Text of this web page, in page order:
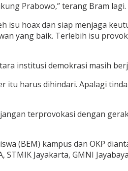
Prabowo,” terang Bram lagi.
hoax dan siap menjaga
yang baik. Terlebih isu
institusi demokrasi masih
harus dihindari. Apalagi
terprovokasi dengan
(BEM) kampus dan OKP
Jayakarta, GMNI